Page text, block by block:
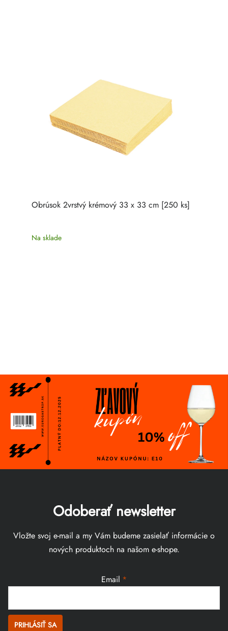
Obrúsok 2vrstvý krémový 33 x 33 cm [250 ks]
Na sklade
Odoberať newsletter
Vložte svoj e-mail a my Vám budeme zasielať informácie o
nových produktoch na našom e-shope.
Email
PRIHLÁSIŤ SA